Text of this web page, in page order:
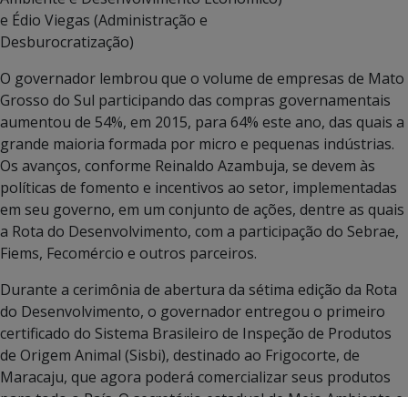
e Édio Viegas (Administração e
Desburocratização)
O governador lembrou que o volume de empresas de Mato
Grosso do Sul participando das compras governamentais
aumentou de 54%, em 2015, para 64% este ano, das quais a
grande maioria formada por micro e pequenas indústrias.
Os avanços, conforme Reinaldo Azambuja, se devem às
políticas de fomento e incentivos ao setor, implementadas
em seu governo, em um conjunto de ações, dentre as quais
a Rota do Desenvolvimento, com a participação do Sebrae,
Fiems, Fecomércio e outros parceiros.
Durante a cerimônia de abertura da sétima edição da Rota
do Desenvolvimento, o governador entregou o primeiro
certificado do Sistema Brasileiro de Inspeção de Produtos
de Origem Animal (Sisbi), destinado ao Frigocorte, de
Maracaju, que agora poderá comercializar seus produtos